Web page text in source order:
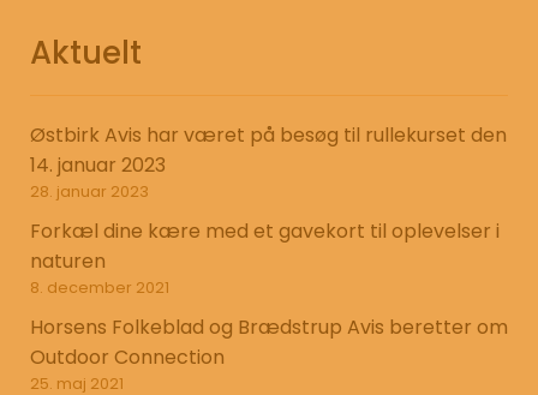
Aktuelt
Østbirk Avis har været på besøg til rullekurset den
14. januar 2023
28. januar 2023
Forkæl dine kære med et gavekort til oplevelser i
naturen
8. december 2021
Horsens Folkeblad og Brædstrup Avis beretter om
Outdoor Connection
25. maj 2021